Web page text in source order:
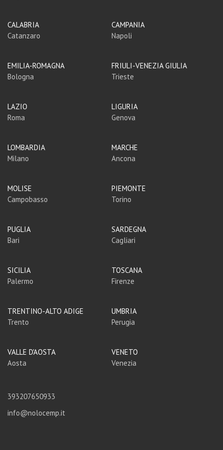
CALABRIA
Catanzaro
CAMPANIA
Napoli
EMILIA-ROMAGNA
Bologna
FRIULI-VENEZIA GIULIA
Trieste
LAZIO
Roma
LIGURIA
Genova
LOMBARDIA
Milano
MARCHE
Ancona
MOLISE
Campobasso
PIEMONTE
Torino
PUGLIA
Bari
SARDEGNA
Cagliari
SICILIA
Palermo
TOSCANA
Firenze
TRENTINO-ALTO ADIGE
Trento
UMBRIA
Perugia
VALLE D'AOSTA
Aosta
VENETO
Venezia
393207650933
info@nolocemp.it